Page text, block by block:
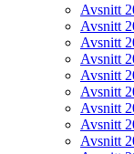
Avsnitt
Avsnitt
Avsnitt
Avsnitt
Avsnitt
Avsnitt
Avsnitt
Avsnitt
Avsnitt